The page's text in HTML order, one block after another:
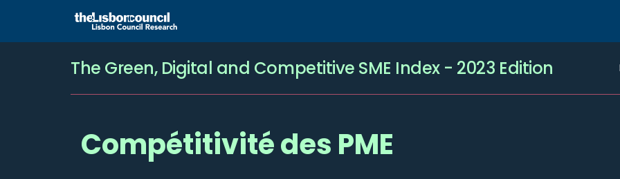
The Green, Digital and Competitive SME Index - 2023 Edition
Compétitivité des PME